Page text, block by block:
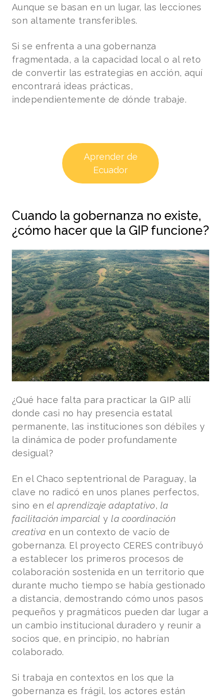
Aunque se basan en un lugar, las lecciones
son altamente transferibles.
Si se enfrenta a una gobernanza
fragmentada, a la capacidad local o al reto
de convertir las estrategias en acción, aquí
encontrará ideas prácticas,
independientemente de dónde trabaje.
Aprender de
Ecuador
Cuando la gobernanza no existe,
¿cómo hacer que la GIP funcione?
¿Qué hace falta para practicar la GIP allí
donde casi no hay presencia estatal
permanente, las instituciones son débiles y
la dinámica de poder profundamente
desigual?
En el Chaco septentrional de Paraguay, la
clave no radicó en unos planes perfectos,
sino en el aprendizaje adaptativo, la
facilitación imparcial yla coordinación
creativa en un contexto de vacío de
gobernanza. El proyecto CERES contribuyó
a establecer los primeros procesos de
colaboración sostenida en un territorio que
durante mucho tiempo se había gestionado
a distancia, demostrando cómo unos pasos
pequeños y pragmáticos pueden dar lugar a
un cambio institucional duradero y reunir a
socios que, en principio, no habrían
colaborado.
Si trabaja en contextos en los que la
gobernanza es frágil, los actores están